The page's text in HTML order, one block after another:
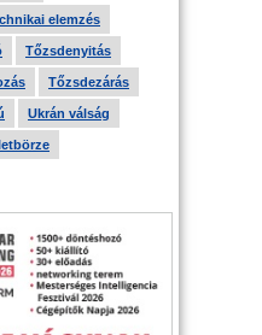
elemzés
Tőzsdenyitás
Tőzsdezárás
Ukrán válság